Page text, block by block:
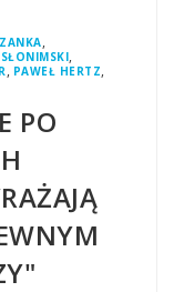
,
,
, PAWEŁ HERTZ,
PO